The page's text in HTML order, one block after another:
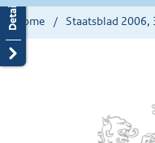
Home Staatsblad 2006,